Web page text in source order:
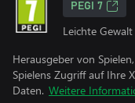
PEGI 7
Leichte Gewalt
Herausgeber von
Spielens Zugriff auf Ihre
Daten. Weitere